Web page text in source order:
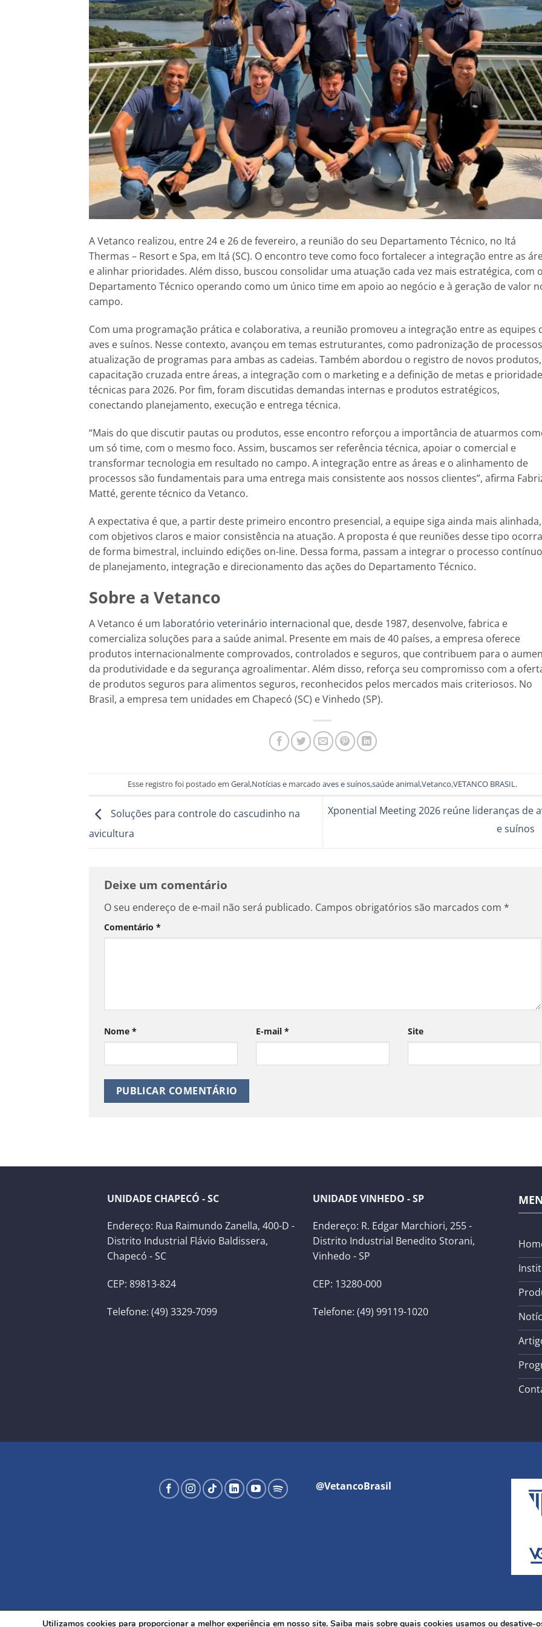
A Vetanco realizou, entre 24 e 26 de fevereiro, a reunião do seu Departamento Técnico, no Itá
Thermas – Resort e Spa, em Itá (SC). O encontro teve como foco fortalecer a integração entre as
e alinhar prioridades. Além disso, buscou consolidar uma atuação cada vez mais estratégica, com o
Departamento Técnico operando como um único time em apoio ao negócio e à geração de valor
campo.
Com uma programação prática e colaborativa, a reunião promoveu a integração entre as equipes
aves e suínos. Nesse contexto, avançou em temas estruturantes, como padronização de
atualização de programas para ambas as cadeias. Também abordou o registro de novos
capacitação cruzada entre áreas, a integração com o marketing e a definição de metas e
técnicas para 2026. Por fim, foram discutidas demandas internas e produtos estratégicos,
conectando planejamento, execução e entrega técnica.
“Mais do que discutir pautas ou produtos, esse encontro reforçou a importância de atuarmos
um só time, com o mesmo foco. Assim, buscamos ser referência técnica, apoiar o comercial e
transformar tecnologia em resultado no campo. A integração entre as áreas e o alinhamento de
processos são fundamentais para uma entrega mais consistente aos nossos clientes”, afirma
Matté, gerente técnico da Vetanco.
A expectativa é que, a partir deste primeiro encontro presencial, a equipe siga ainda mais alinhada,
com objetivos claros e maior consistência na atuação. A proposta é que reuniões desse tipo
de forma bimestral, incluindo edições on-line. Dessa forma, passam a integrar o processo contínuo
de planejamento, integração e direcionamento das ações do Departamento Técnico.
Sobre a Vetanco
A Vetanco é um laboratório veterinário internacional que, desde 1987, desenvolve, fabrica e
comercializa soluções para a saúde animal. Presente em mais de 40 países, a empresa oferece
produtos internacionalmente comprovados, controlados e seguros, que contribuem para o
da produtividade e da segurança agroalimentar. Além disso, reforça seu compromisso com a
de produtos seguros para alimentos seguros, reconhecidos pelos mercados mais criteriosos. No
Brasil, a empresa tem unidades em Chapecó (SC) e Vinhedo (SP).
Esse registro foi postado emGeral,Notíciase marcadoaves e suínos,saúde animal,Vetanco,VETANCO BRASIL.
Soluções para controle do cascudinho na
avicultura
Xponential Meeting 2026 reúne lideranças de
e suínos
Deixe um comentário
O seu endereço de e-mail não será publicado. Campos obrigatórios são marcados com *
Comentário *
Nome * E-mail * Site
UNIDADE CHAPECÓ - SC
Endereço: Rua Raimundo Zanella, 400-D -
Distrito Industrial Flávio Baldissera,
Chapecó - SC
CEP: 89813-824
Telefone: (49) 3329-7099
UNIDADE VINHEDO - SP
Endereço: R. Edgar Marchiori, 255 -
Distrito Industrial Benedito Storani,
Vinhedo - SP
CEP: 13280-000
Telefone: (49) 99119-1020
@VetancoBrasil
Utilizamos cookies para proporcionar a melhor experiência em nosso site. Saiba mais sobre quais cookies usamos ou desative-